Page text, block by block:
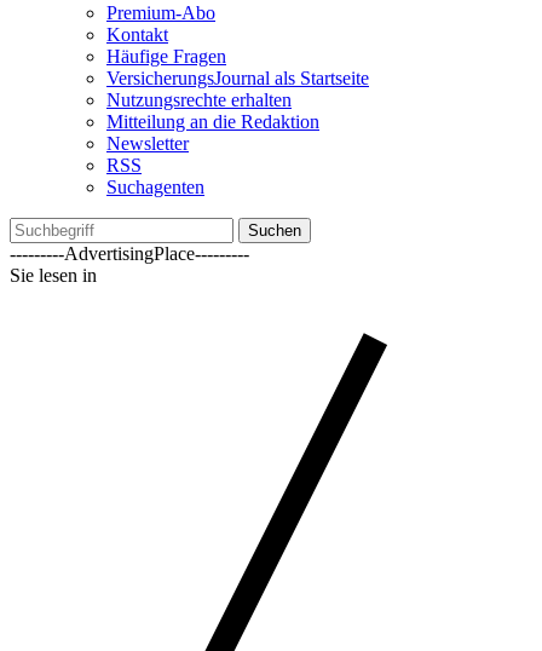
Premium-Abo
Kontakt
Häufige Fragen
VersicherungsJournal als Startseite
Nutzungsrechte erhalten
Mitteilung an die Redaktion
Newsletter
RSS
Suchagenten
Suchen
---------AdvertisingPlace---------
Sie lesen in